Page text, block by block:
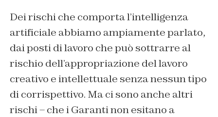
Dei rischi che comporta l’intelligenza
artificiale abbiamo ampiamente parlato,
dai posti di lavoro che può sottrarre al
rischio dell’appropriazione del lavoro
creativo e intellettuale senza nessun tipo
di corrispettivo. Ma ci sono anche altri
rischi – che i Garanti non esitano a